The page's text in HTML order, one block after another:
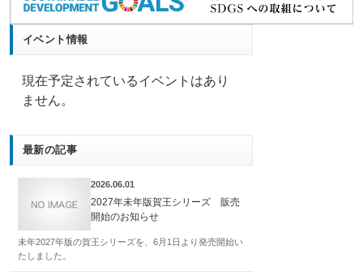
イベント情報
現在予定されているイベントはあり
ません。
最新の記事
2026.06.01
2027年未年版賀王シリーズ 販売
開始のお知らせ
未年2027年版の賀王シリーズを、6月1日より発売開始い
たしました。